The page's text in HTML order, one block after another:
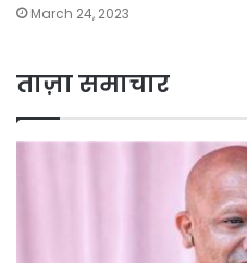
March 24, 2023
ताज़ा समाचार